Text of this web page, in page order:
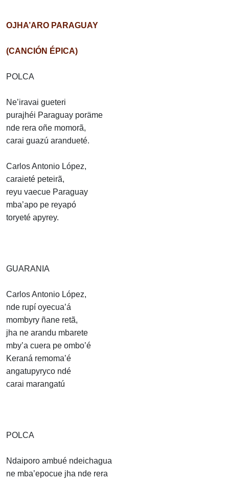
OJHA’ARO PARAGUAY
(CANCIÓN ÉPICA)
POLCA
Ne’iravai gueteri
purajhéi Paraguay poräme
nde rera oñe momorã,
carai guazú arandueté.
Carlos Antonio López,
caraieté peteirã,
reyu vaecue Paraguay
mba’apo pe reyapó
toryeté apyrey.
GUARANIA
Carlos Antonio López,
nde rupí oyecua’á
mombyry ñane retã,
jha ne arandu mbarete
mby’a cuera pe ombo’é
Keraná remoma’é
angatupyryco ndé
carai marangatú
POLCA
Ndaiporo ambué ndeichagua
ne mba’epocue jha nde rera